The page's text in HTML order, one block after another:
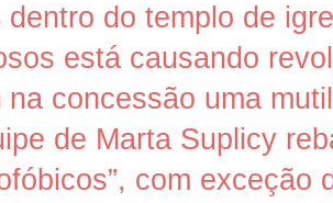
dentro do templo de
está causando
na concessão uma
de Marta Suplicy
com exceção